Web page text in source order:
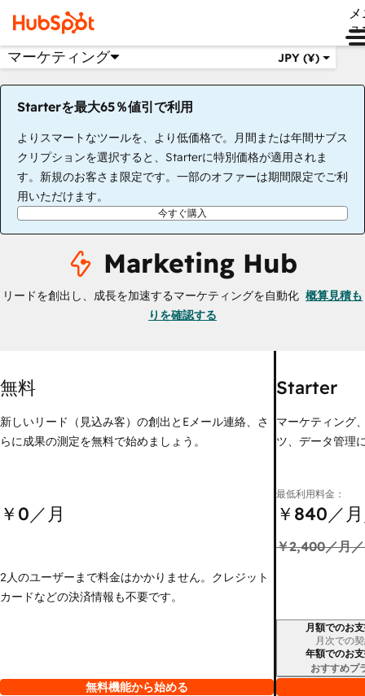
ュ
マーケティング JPY (¥)
Starterを最大65％値引で利用
よりスマートなツールを、より低価格で。月間または年間サブス
クリプションを選択すると、Starterに特別価格が適用されま
す。新規のお客さま限定です。一部のオファーは期間限定でご利
用いただけます。
今すぐ購入
Marketing Hub
リードを創出し、成長を加速するマーケティングを自動化 概算見積も
りを確認する
無料
新しいリード（見込み客）の創出とEメール連絡、さ
らに成果の測定を無料で始めましょう。
￥0／月
2人のユーザーまで料金はかかりません。クレジット
カードなどの決済情報も不要です。
無料機能から始める
Starter
マーケティング
ツ、データ管理
最低利用料金：
￥840／
￥2,400／月
請求期間月額でのお
月次での
年額でのお
おすすめプ